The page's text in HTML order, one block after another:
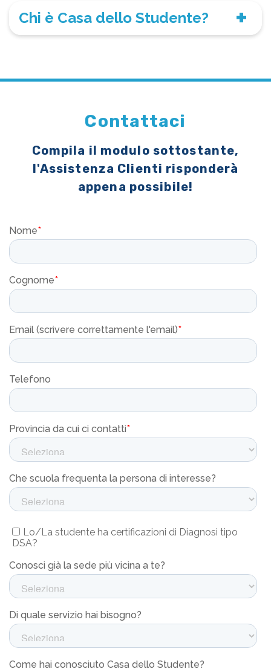
Chi è Casa dello Studente?
Contattaci
Compila il modulo sottostante,
l'Assistenza Clienti risponderà
appena possibile!